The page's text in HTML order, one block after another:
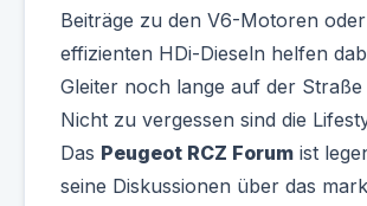
Beiträge zu den V6-Motoren
effizienten HDi-Dieseln helfen
Gleiter noch lange auf der
Nicht zu vergessen sind die
Das Peugeot RCZ Forum ist
seine Diskussionen über das